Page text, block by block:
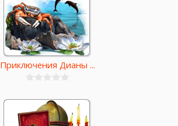
Приключения Дианы ...